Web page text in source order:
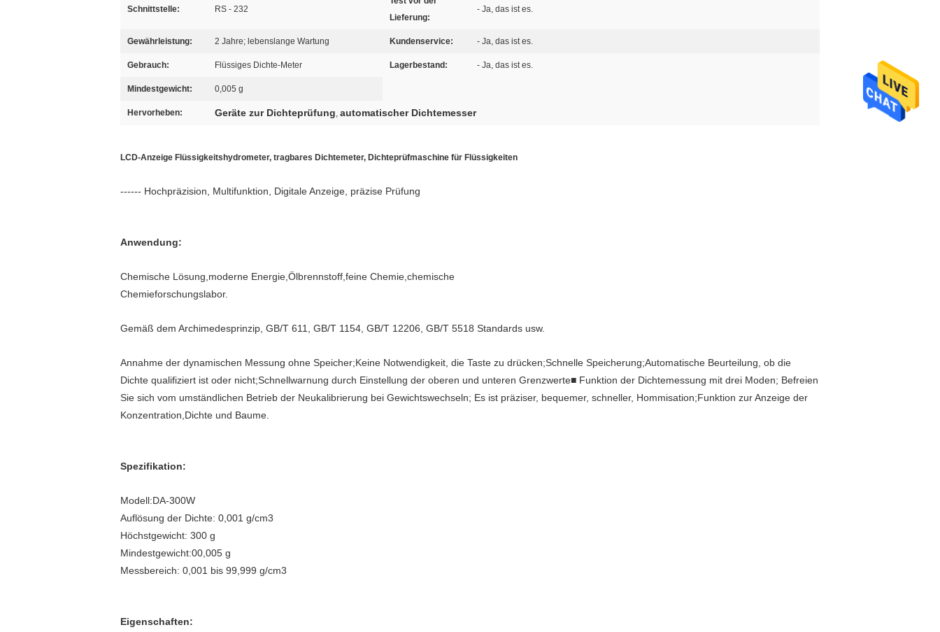
Schnittstelle: RS - 232
Lieferung:
- Ja, das ist es.
Gewährleistung: 2 Jahre; lebenslange Wartung Kundenservice: - Ja, das ist es.
Gebrauch: Flüssiges Dichte-Meter Lagerbestand: - Ja, das ist es.
Mindestgewicht: 0,005 g
Hervorheben: Geräte zur Dichteprüfung, automatischer Dichtemesser
LCD-Anzeige Flüssigkeitshydrometer, tragbares Dichtemeter, Dichteprüfmaschine für Flüssigkeiten
------ Hochpräzision, Multifunktion, Digitale Anzeige, präzise Prüfung
Anwendung:
Chemische Lösung,moderne Energie,Ölbrennstoff,feine Chemie,chemische
Chemieforschungslabor.
Gemäß dem Archimedesprinzip, GB/T 611, GB/T 1154, GB/T 12206, GB/T 5518 Standards usw.
Annahme der dynamischen Messung ohne Speicher;Keine Notwendigkeit, die Taste zu drücken;Schnelle Speicherung;Automatische Beurteilung, ob die
Dichte qualifiziert ist oder nicht;Schnellwarnung durch Einstellung der oberen und unteren Grenzwerte■ Funktion der Dichtemessung mit drei Moden; Befreien
Sie sich vom umständlichen Betrieb der Neukalibrierung bei Gewichtswechseln; Es ist präziser, bequemer, schneller, Hommisation;Funktion zur Anzeige der
Konzentration,Dichte und Baume.
Spezifikation:
Modell:DA-300W
Auflösung der Dichte: 0,001 g/cm3
Höchstgewicht: 300 g
Mindestgewicht:00,005 g
Messbereich: 0,001 bis 99,999 g/cm3
Eigenschaften: